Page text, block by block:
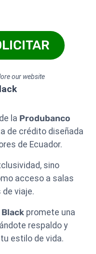
our website
la Produbanco
de crédito diseñada
de Ecuador.
sino
acceso a salas
viaje.
promete una
respaldo y
estilo de vida.